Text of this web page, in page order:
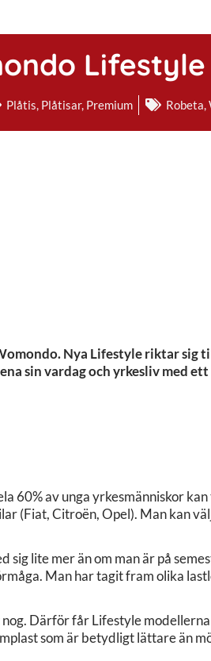
Lifestyle
Plåtis, Plåtisar, Premium Robeta,
Nya Lifestyle riktar sig
sin vardag och yrkesliv med
60% av unga yrkesmänniskor
(Fiat, Citroën, Opel). Man kan
sig lite mer än om man är på
Man har tagit fram olika
Därför får Lifestyle
som är betydligt lättare än